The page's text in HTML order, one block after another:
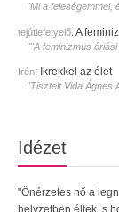
"Mi a feleségemmel,
tejútlefetyelő:A
""A feminizmus
Irén: Ikrekkel az élet
"Tisztelt Vida
Idézet
"Önérzetes nő a